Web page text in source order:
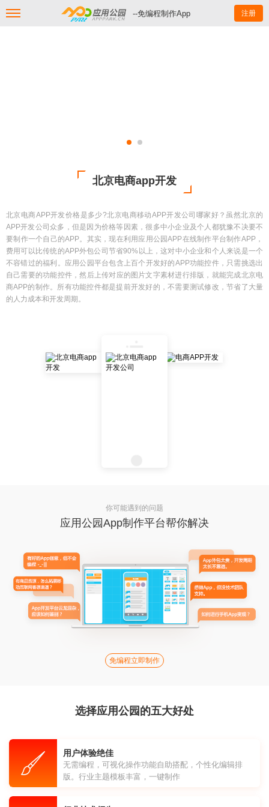
--免编程制作App 注册
北京电商app开发
北京电商APP开发价格是多少?北京电商移动APP开发公司哪家好？虽然北京的
APP开发公司众多，但是因为价格等因素，很多中小企业及个人都犹豫不决要不
要制作一个自己的APP。其实，现在利用应用公园APP在线制作平台制作APP，
费用可以比传统的APP外包公司节省90%以上，这对中小企业和个人来说是一个
不容错过的福利。应用公园平台包含上百个开发好的APP功能控件，只需挑选出
自己需要的功能控件，然后上传对应的图片文字素材进行排版，就能完成北京电
商APP的制作。所有功能控件都是提前开发好的，不需要测试修改，节省了大量
的人力成本和开发周期。
你可能遇到的问题
应用公园App制作平台帮你解决
免编程立即制作
选择应用公园的五大好处
用户体验绝佳
无需编程，可视化操作功能自助搭配，个性化编辑排
版。行业主题模板丰富，一键制作